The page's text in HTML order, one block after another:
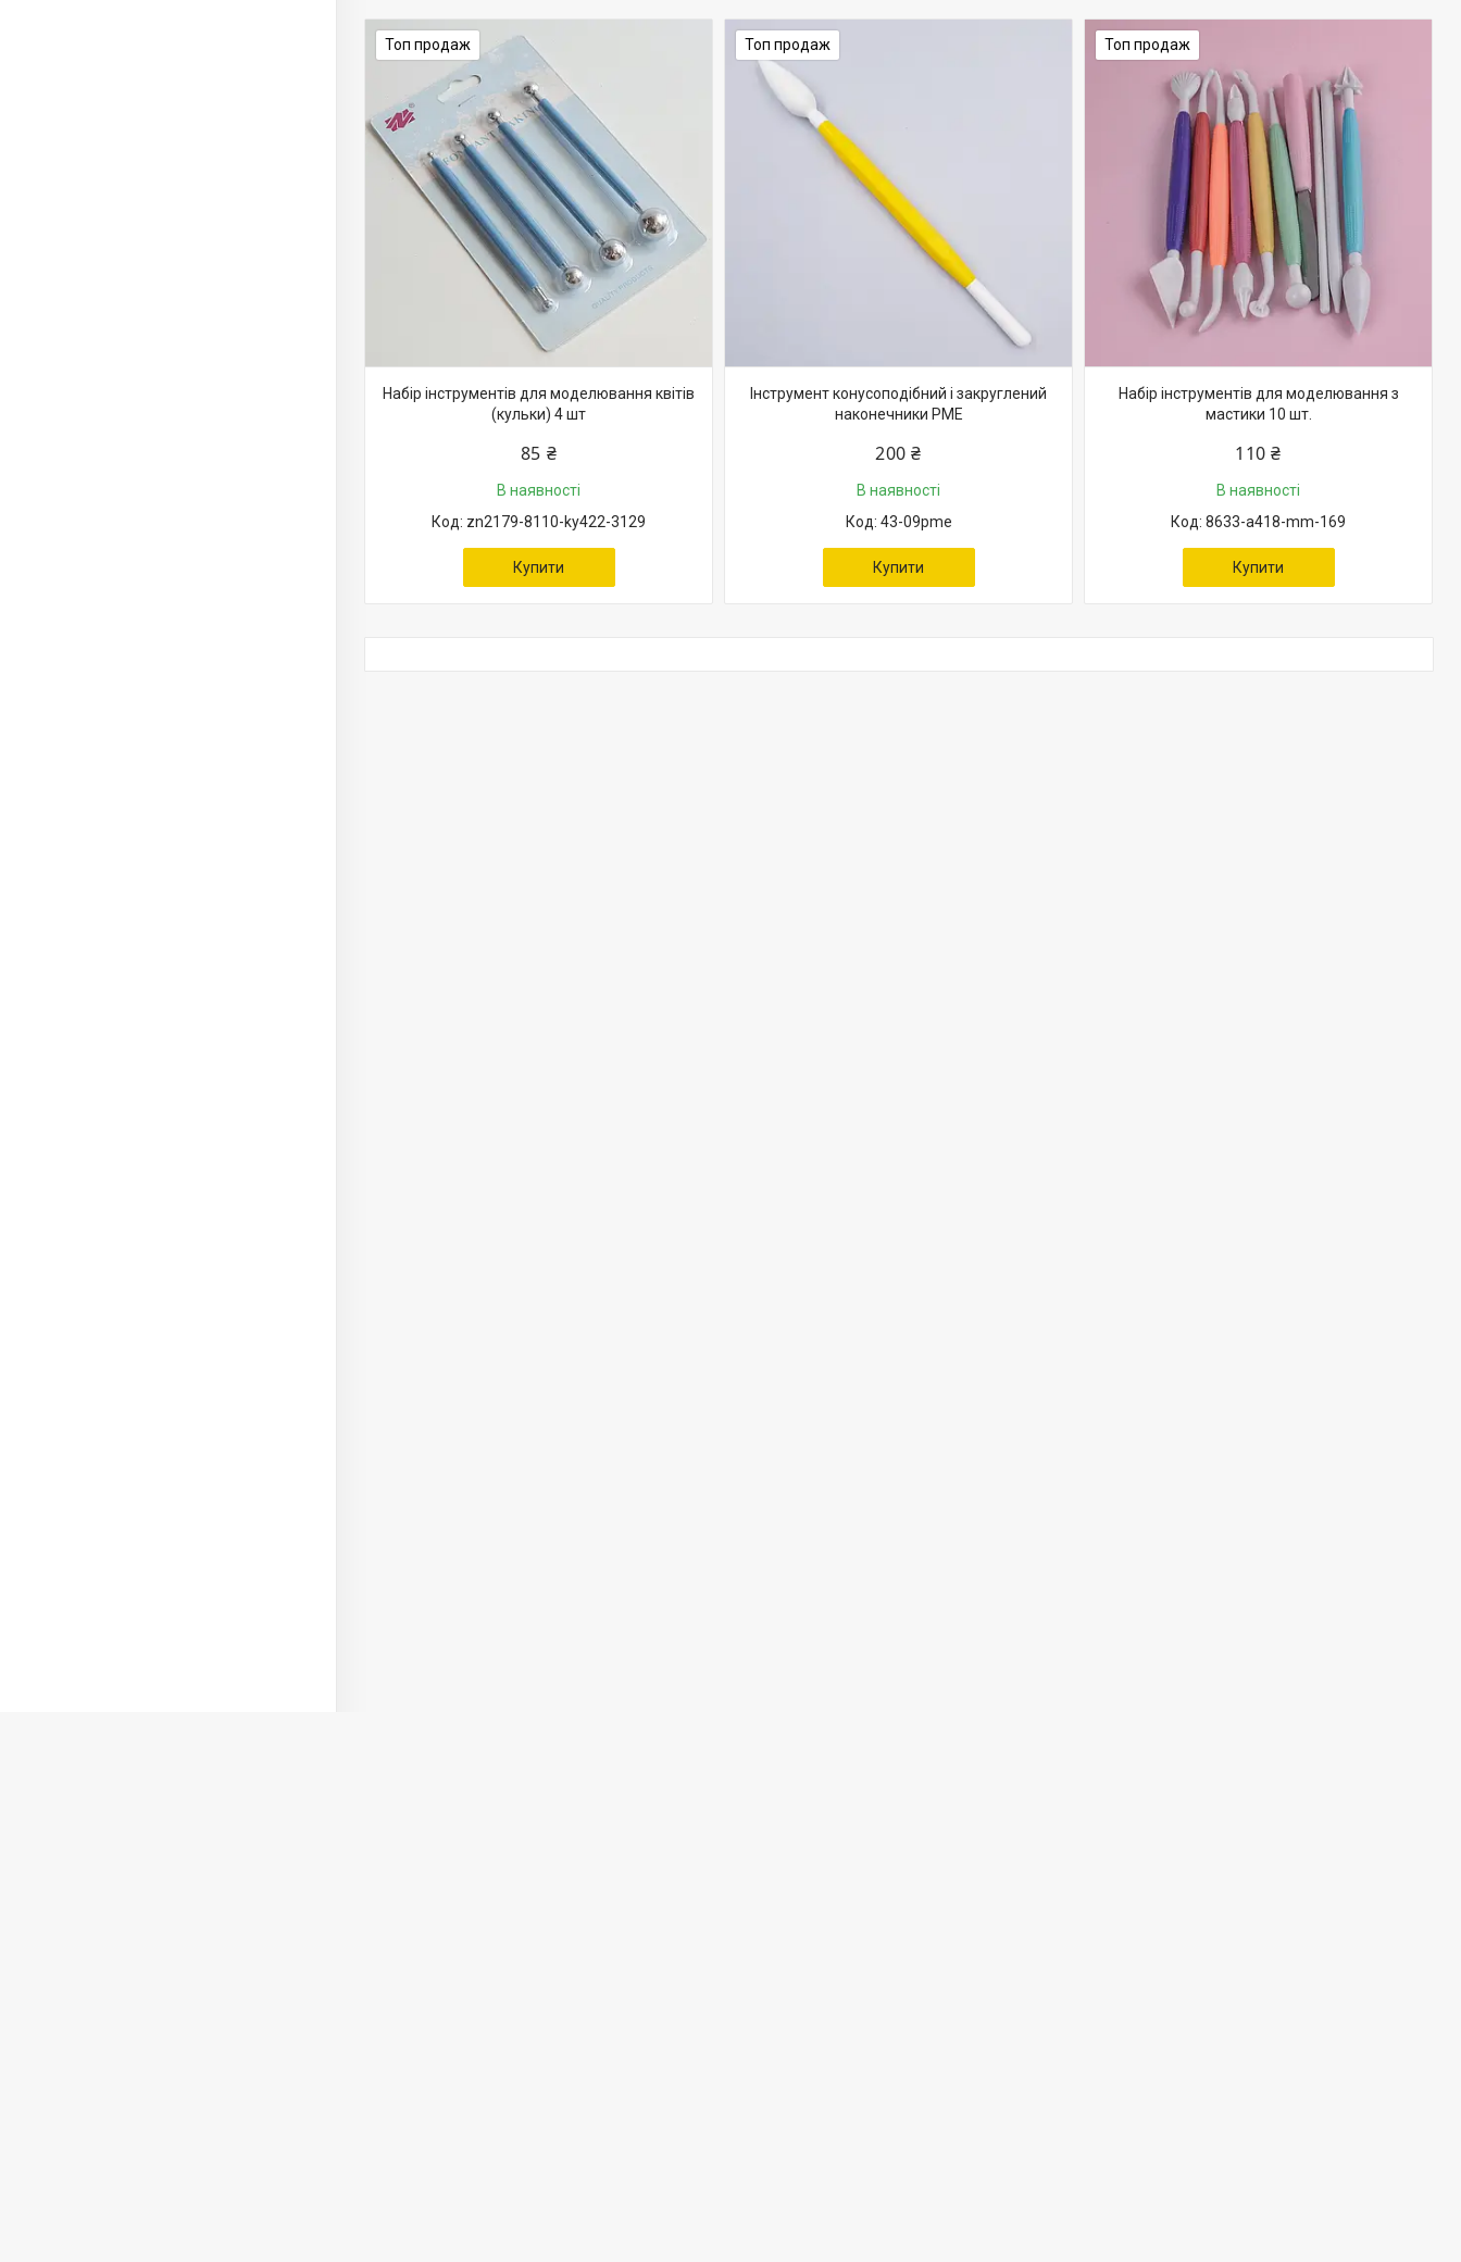
Топ продаж
Набір інструментів для моделювання квітів
(кульки) 4 шт
85 ₴
В наявності
zn2179-8110-ky422-3129
Купити
Топ продаж
Інструмент конусоподібний і закруглений
наконечники PME
200 ₴
В наявності
43-09pme
Купити
Топ продаж
Набір інструментів для моделювання з
мастики 10 шт.
110 ₴
В наявності
8633-a418-mm-169
Купити